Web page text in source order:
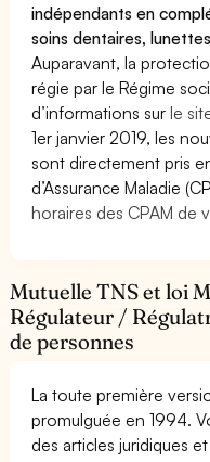
indépendants en
soins dentaires,
Auparavant, la
régie par le Régime
d’informations surle
1er janvier 2019, les
sont directement pris
d’Assurance Maladie
horaires des CPAM de
Mutuelle TNS et loi
Régulateur /
de personnes
La toute première
promulguée en 1994.
des articles juridiques